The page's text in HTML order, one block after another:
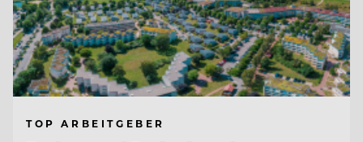
TOP ARBEITGEBER